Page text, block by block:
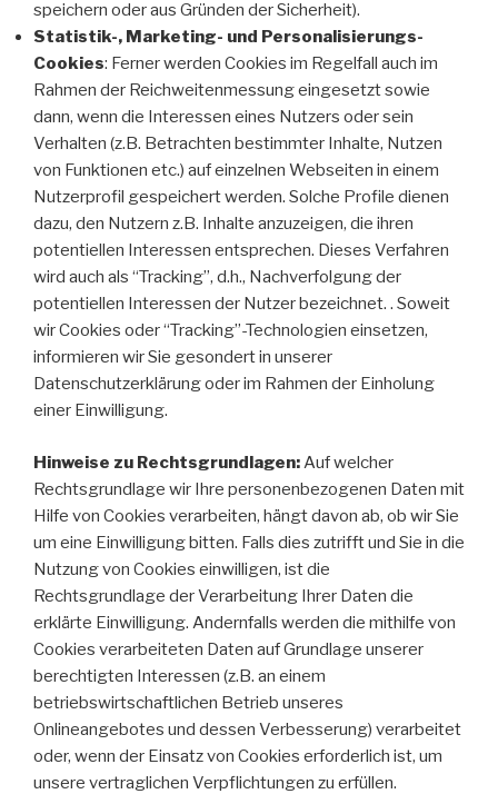
speichern oder aus Gründen der Sicherheit).
Statistik-, Marketing- und Personalisierungs-
Cookies: Ferner werden Cookies im Regelfall auch im
Rahmen der Reichweitenmessung eingesetzt sowie
dann, wenn die Interessen eines Nutzers oder sein
Verhalten (z.B. Betrachten bestimmter Inhalte, Nutzen
von Funktionen etc.) auf einzelnen Webseiten in einem
Nutzerprofil gespeichert werden. Solche Profile dienen
dazu, den Nutzern z.B. Inhalte anzuzeigen, die ihren
potentiellen Interessen entsprechen. Dieses Verfahren
wird auch als “Tracking”, d.h., Nachverfolgung der
potentiellen Interessen der Nutzer bezeichnet. . Soweit
wir Cookies oder “Tracking”-Technologien einsetzen,
informieren wir Sie gesondert in unserer
Datenschutzerklärung oder im Rahmen der Einholung
einer Einwilligung.
Hinweise zu Rechtsgrundlagen: Auf welcher
Rechtsgrundlage wir Ihre personenbezogenen Daten mit
Hilfe von Cookies verarbeiten, hängt davon ab, ob wir Sie
um eine Einwilligung bitten. Falls dies zutrifft und Sie in die
Nutzung von Cookies einwilligen, ist die
Rechtsgrundlage der Verarbeitung Ihrer Daten die
erklärte Einwilligung. Andernfalls werden die mithilfe von
Cookies verarbeiteten Daten auf Grundlage unserer
berechtigten Interessen (z.B. an einem
betriebswirtschaftlichen Betrieb unseres
Onlineangebotes und dessen Verbesserung) verarbeitet
oder, wenn der Einsatz von Cookies erforderlich ist, um
unsere vertraglichen Verpflichtungen zu erfüllen.